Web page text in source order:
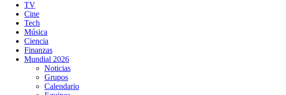
TV
Cine
Tech
Música
Ciencia
Finanzas
Mundial 2026
Noticias
Grupos
Calendario